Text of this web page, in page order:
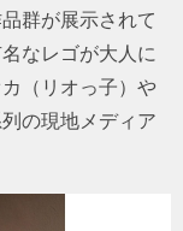
群が展示されて
なレゴが大人に
（リオっ子）や
の現地メディア